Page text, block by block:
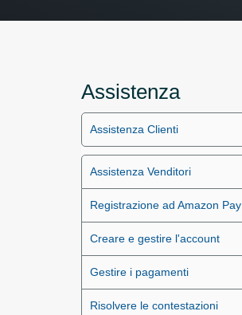
Assistenza
Assistenza Clienti
Assistenza Venditori
Registrazione ad Amazon Pay
Creare e gestire l'account
Gestire i pagamenti
Risolvere le contestazioni